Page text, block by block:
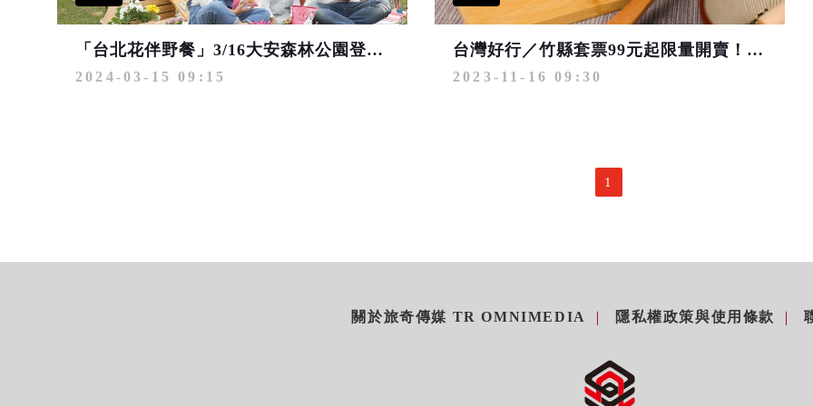
「台北花伴野餐」3/16大安森林公園登場 限量野餐墊、環保餐具組好禮相贈
2024-03-15 09:15
台灣好行／竹縣套票99元起限量開賣！有吃有玩再抽智慧手機
2023-11-16 09:30
1
關於旅奇傳媒 TR OMNIMEDIA 隱私權政策與使用條款